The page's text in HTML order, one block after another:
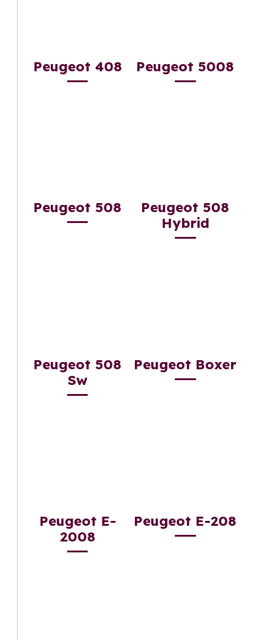
Peugeot 408 Peugeot 5008
Peugeot 508
Peugeot 508
Hybrid
Peugeot 508
Sw
Peugeot Boxer
Peugeot E-
2008
Peugeot E-208